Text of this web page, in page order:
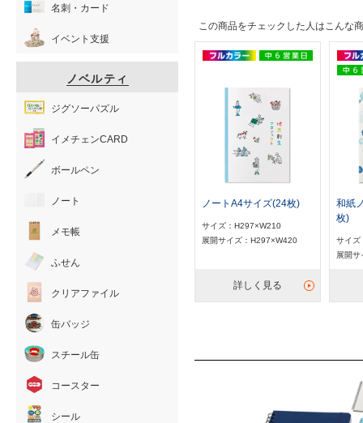
この商品をチェックした人はこんな
ノートA4サイズ(24枚)
サイズ：H297×W210
展開サイズ：H297×W420
詳しく見る
和紙
枚)
サイズ
展開
名刺・カード
イベント支援
ノベルティ
ジグソーパズル
イメチェンCARD
ボールペン
ノート
メモ帳
ふせん
クリアファイル
缶バッジ
スチール缶
コースター
シール